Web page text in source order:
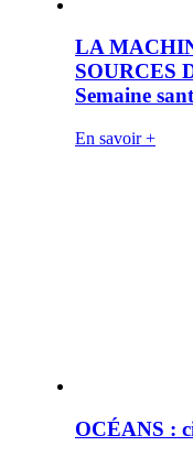
LA
SOURCES
Semaine
En savoir +
OCÉANS :